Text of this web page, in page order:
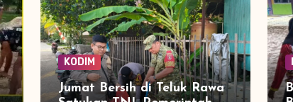
KODIM
Jumat Bersih di Teluk Rawa